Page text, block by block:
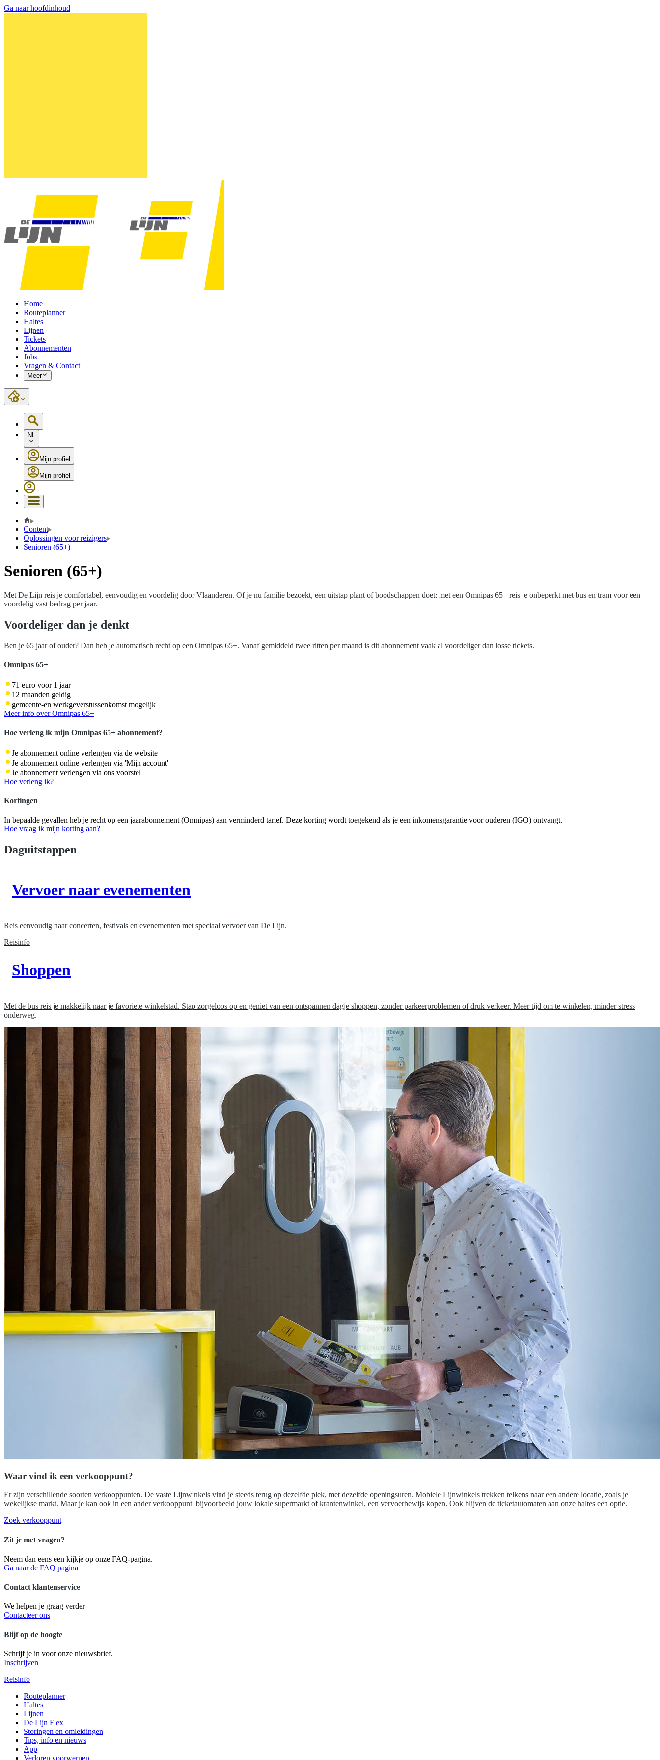
Ga naar hoofdinhoud
Home
Routeplanner
Haltes
Lijnen
Tickets
Abonnementen
Jobs
Vragen & Contact
Meer
NL
Mijn profiel
Mijn profiel
Content
Oplossingen voor reizigers
Senioren (65+)
Senioren (65+)
Met De Lijn reis je comfortabel, eenvoudig en voordelig door Vlaanderen. Of je nu familie bezoekt, een uitstap plant of boodschappen doet: met een Omnipas 65+ reis je onbeperkt met bus en tram voor een
voordelig vast bedrag per jaar.
Voordeliger dan je denkt
Ben je 65 jaar of ouder? Dan heb je automatisch recht op een Omnipas 65+. Vanaf gemiddeld twee ritten per maand is dit abonnement vaak al voordeliger dan losse tickets.
Omnipas 65+
71 euro voor 1 jaar
12 maanden geldig
gemeente-en werkgeverstussenkomst mogelijk
Meer info over Omnipas 65+
Hoe verleng ik mijn Omnipas 65+ abonnement?
Je abonnement online verlengen via de website
Je abonnement online verlengen via 'Mijn account'
Je abonnement verlengen via ons voorstel
Hoe verleng ik?
Kortingen
In bepaalde gevallen heb je recht op een jaarabonnement (Omnipas) aan verminderd tarief. Deze korting wordt toegekend als je een inkomensgarantie voor ouderen (IGO) ontvangt.
Hoe vraag ik mijn korting aan?
Daguitstappen
Vervoer naar evenementen
Reis eenvoudig naar concerten, festivals en evenementen met speciaal vervoer van De Lijn.
Reisinfo
Shoppen
Met de bus reis je makkelijk naar je favoriete winkelstad. Stap zorgeloos op en geniet van een ontspannen dagje shoppen, zonder parkeerproblemen of druk verkeer. Meer tijd om te winkelen, minder stress
onderweg.
Waar vind ik een verkooppunt?
Er zijn verschillende soorten verkooppunten. De vaste Lijnwinkels vind je steeds terug op dezelfde plek, met dezelfde openingsuren. Mobiele Lijnwinkels trekken telkens naar een andere locatie, zoals je
wekelijkse markt. Maar je kan ook in een ander verkooppunt, bijvoorbeeld jouw lokale supermarkt of krantenwinkel, een vervoerbewijs kopen. Ook blijven de ticketautomaten aan onze haltes een optie.
Zoek verkooppunt
Zit je met vragen?
Neem dan eens een kijkje op onze FAQ-pagina.
Ga naar de FAQ pagina
Contact klantenservice
We helpen je graag verder
Contacteer ons
Blijf op de hoogte
Schrijf je in voor onze nieuwsbrief.
Inschrijven
Reisinfo
Routeplanner
Haltes
Lijnen
De Lijn Flex
Storingen en omleidingen
Tips, info en nieuws
App
Verloren voorwerpen